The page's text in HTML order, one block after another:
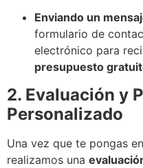
Enviando un
formulario de
electrónico para
presupuesto
2. Evaluación y
Personalizado
Una vez que te pongas
realizamos una